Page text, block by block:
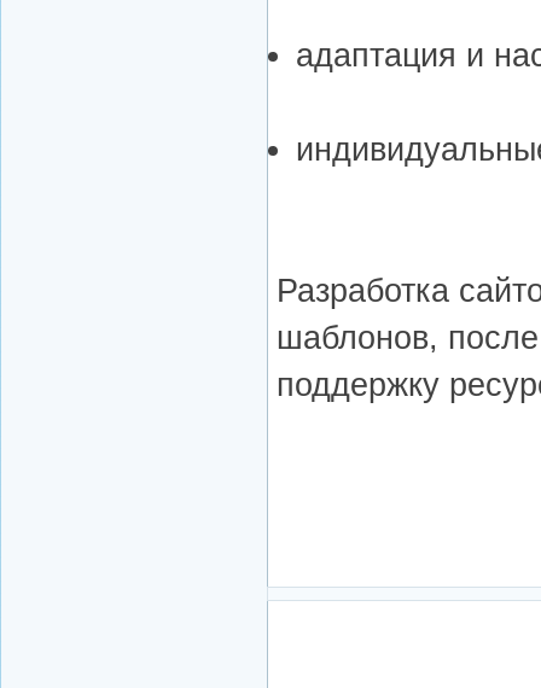
адаптация и
Разработка
шаблонов,
поддержку